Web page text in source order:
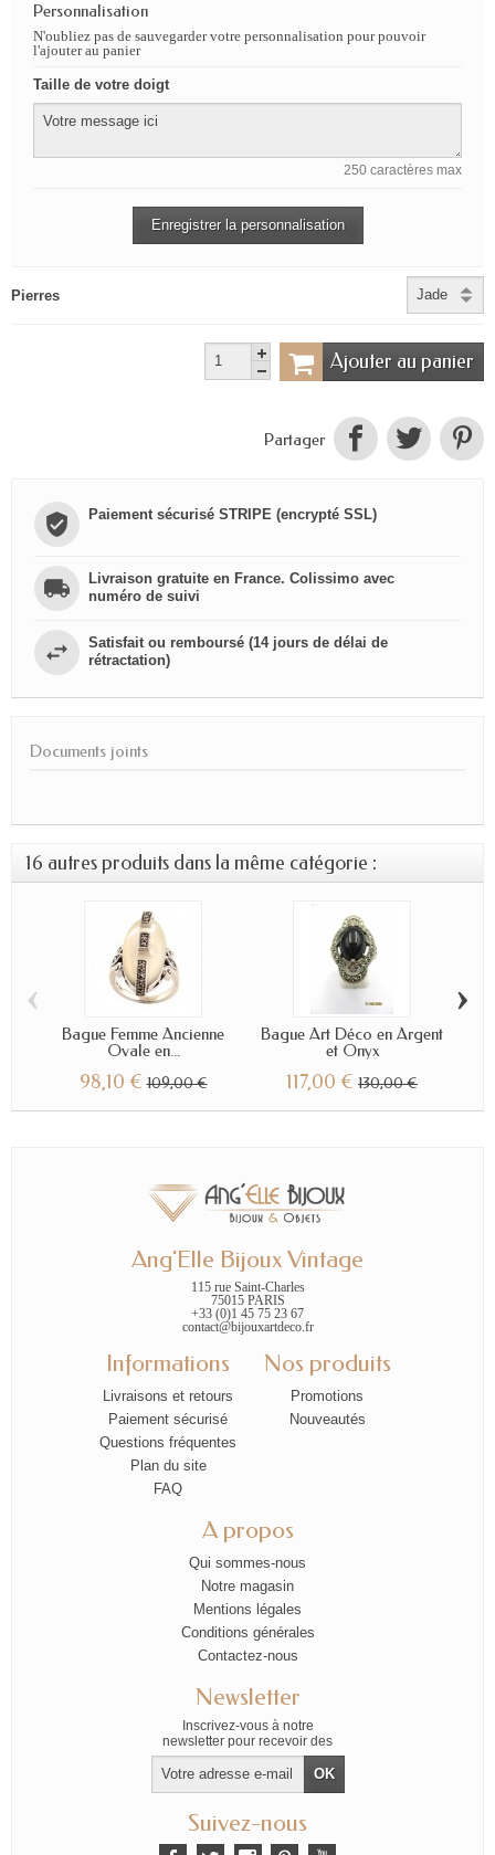
Personnalisation
N'oubliez pas de sauvegarder votre personnalisation pour pouvoir
l'ajouter au panier
Taille de votre doigt
250 caractères max
Enregistrer la personnalisation
Pierres
Ajouter au panier
Partager
Paiement sécurisé STRIPE (encrypté SSL)
Livraison gratuite en France. Colissimo avec
numéro de suivi
Satisfait ou remboursé (14 jours de délai de
rétractation)
Documents joints
16 autres produits dans la même catégorie :
Bague Femme Ancienne
Ovale en...
98,10 € 109,00 €
Bague Art Déco en Argent
et Onyx
117,00 € 130,00 €
‹ ›
Ang'Elle Bijoux Vintage
115 rue Saint-Charles
75015 PARIS
+33 (0)1 45 75 23 67
contact@bijouxartdeco.fr
Informations
Livraisons et retours
Paiement sécurisé
Questions fréquentes
Plan du site
FAQ
Nos produits
Promotions
Nouveautés
A propos
Qui sommes-nous
Notre magasin
Mentions légales
Conditions générales
Contactez-nous
Newsletter
Inscrivez-vous à notre
newsletter pour recevoir des
offres exclusives
Suivez-nous